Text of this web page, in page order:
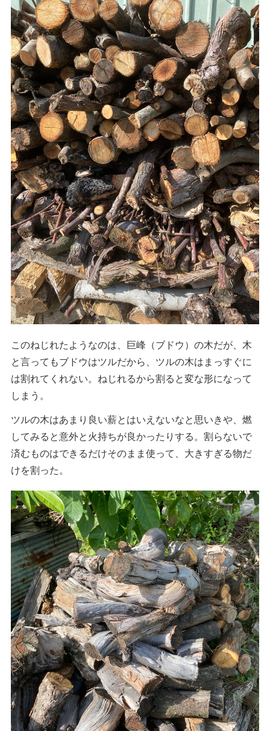
このねじれたようなのは、巨峰（ブドウ）の木だが、木
と言ってもブドウはツルだから、ツルの木はまっすぐに
は割れてくれない。ねじれるから割ると変な形になって
しまう。
ツルの木はあまり良い薪とはいえないなと思いきや、燃
してみると意外と火持ちが良かったりする。割らないで
済むものはできるだけそのまま使って、大きすぎる物だ
けを割った。